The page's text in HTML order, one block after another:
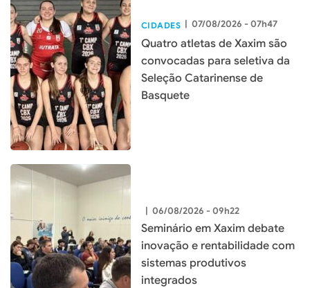
CIDADES | 07/08/2026 - 07h47
Quatro atletas de Xaxim são
convocadas para seletiva da
Seleção Catarinense de
Basquete
| 06/08/2026 - 09h22
Seminário em Xaxim debate
inovação e rentabilidade com
sistemas produtivos
integrados